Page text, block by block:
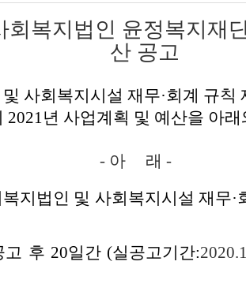
회복지법인 윤정복지재
산 공고
사회복지시설 재무·회계 규칙
2021년 사업계획 및 예산을 아
- 아 래 -
지법인 및 사회복지시설 재무·
고 후 20일간 (실공고기간: